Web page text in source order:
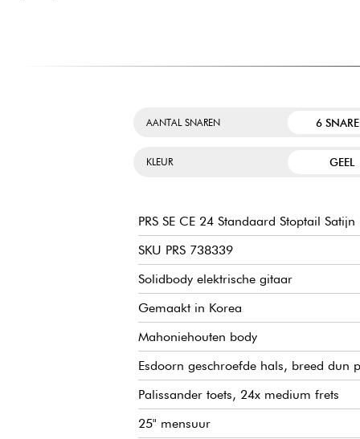
AANTAL SNAREN 6
KLEUR GEEL
PRS SE CE 24 Standaard Stoptail Satijn
SKU PRS 738339
Solidbody elektrische gitaar
Gemaakt in Korea
Mahoniehouten body
Esdoorn geschroefde hals, breed dun
Palissander toets, 24x medium frets
25" mensuur